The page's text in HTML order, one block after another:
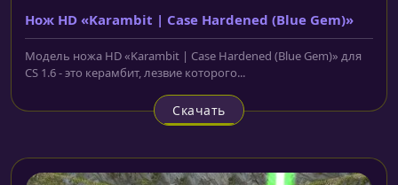
Нож HD «Karambit | Case Hardened (Blue Gem)»
Модель ножа HD «Karambit | Case Hardened (Blue Gem)» для
CS 1.6 - это керамбит, лезвие которого...
Скачать